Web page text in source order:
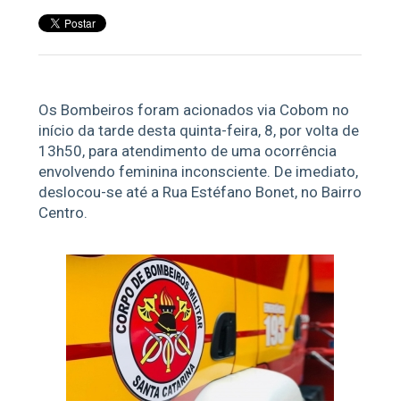
Os Bombeiros foram acionados via Cobom no
início da tarde desta quinta-feira, 8, por volta de
13h50, para atendimento de uma ocorrência
envolvendo feminina inconsciente. De imediato,
deslocou-se até a Rua Estéfano Bonet, no Bairro
Centro.